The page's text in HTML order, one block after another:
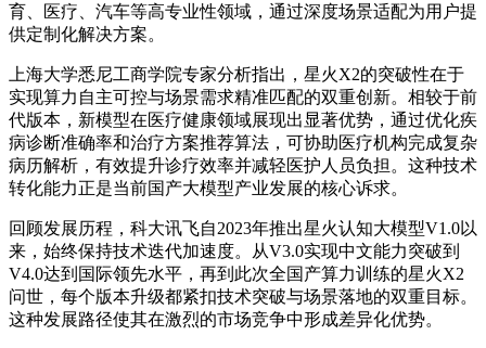
育、医疗、汽车等高专业性领域，通过深度场景适配为用户提
供定制化解决方案。
上海大学悉尼工商学院专家分析指出，星火X2的突破性在于
实现算力自主可控与场景需求精准匹配的双重创新。相较于前
代版本，新模型在医疗健康领域展现出显著优势，通过优化疾
病诊断准确率和治疗方案推荐算法，可协助医疗机构完成复杂
病历解析，有效提升诊疗效率并减轻医护人员负担。这种技术
转化能力正是当前国产大模型产业发展的核心诉求。
回顾发展历程，科大讯飞自2023年推出星火认知大模型V1.0以
来，始终保持技术迭代加速度。从V3.0实现中文能力突破到
V4.0达到国际领先水平，再到此次全国产算力训练的星火X2
问世，每个版本升级都紧扣技术突破与场景落地的双重目标。
这种发展路径使其在激烈的市场竞争中形成差异化优势。